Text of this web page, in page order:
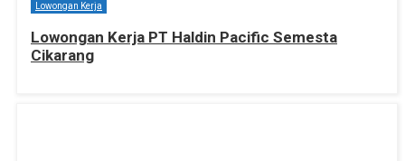
Lowongan Kerja
Lowongan Kerja PT Haldin Pacific Semesta
Cikarang